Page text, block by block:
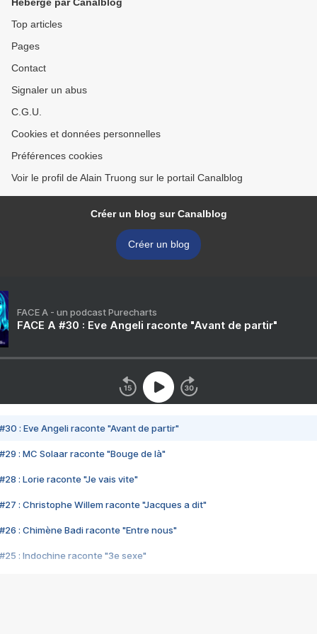
Top articles
Pages
Contact
Signaler un abus
C.G.U.
Cookies et données personnelles
Préférences cookies
Voir le profil de Alain Truong sur le portail Canalblog
Créer un blog sur Canalblog
Créer un blog
FACE A - un podcast Purecharts
FACE A #30 : Eve Angeli raconte "Avant de partir"
#30 : Eve Angeli raconte "Avant de partir"
#29 : MC Solaar raconte "Bouge de là"
#28 : Lorie raconte "Je vais vite"
#27 : Christophe Willem raconte "Jacques a dit"
#26 : Chimène Badi raconte "Entre nous"
#25 : Indochine raconte "3e sexe"